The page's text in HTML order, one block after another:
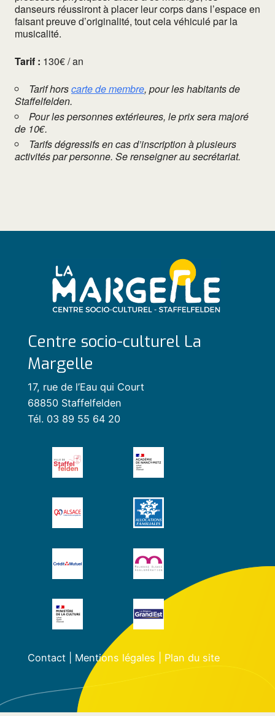
danseurs réussiront à placer leur corps dans l’espace en
faisant preuve d’originalité, tout cela véhiculé par la
musicalité.
Tarif : 130€ / an
Tarif horscarte de membre, pour les habitants de
Staffelfelden.
Pour les personnes extérieures, le prix sera majoré
de 10€.
Tarifs dégressifs en cas d’inscription à plusieurs
activités par personne. Se renseigner au secrétariat.
Centre socio-culturel La
Margelle
17, rue de l’Eau qui Court
68850 Staffelfelden
Tél. 03 89 55 64 20
Contact| Mentions légales Plan du site